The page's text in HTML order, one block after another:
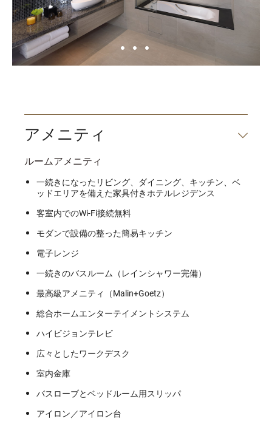
アメニティ
ルームアメニティ
一続きになったリビング、ダイニング、キッチン、ベ
ッドエリアを備えた家具付きホテルレジデンス
客室内でのWi-Fi接続無料
モダンで設備の整った簡易キッチン
電子レンジ
一続きのバスルーム（レインシャワー完備）
最高級アメニティ（Malin+Goetz）
総合ホームエンターテイメントシステム
ハイビジョンテレビ
広々としたワークデスク
室内金庫
バスローブとベッドルーム用スリッパ
アイロン／アイロン台